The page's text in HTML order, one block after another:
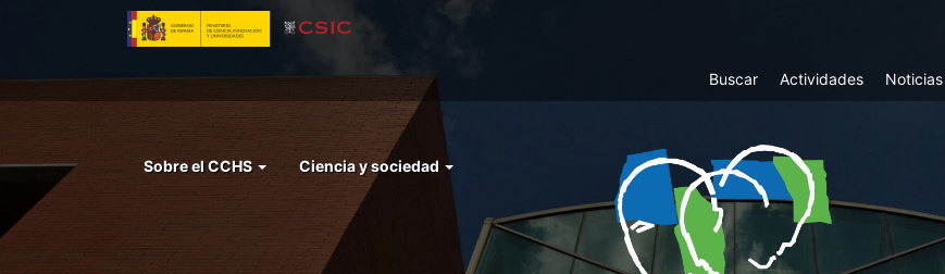
principal
Top
Buscar Actividades Noticias
Menu
Sobre el CCHS Ciencia y sociedad